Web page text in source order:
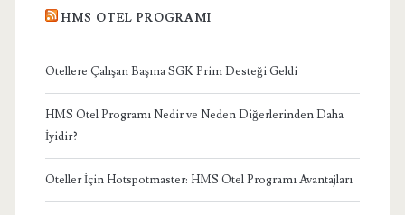
HMS OTEL PROGRAMI
Otellere Çalışan Başına SGK Prim Desteği Geldi
HMS Otel Programı Nedir ve Neden Diğerlerinden Daha
İyidir?
Oteller İçin Hotspotmaster: HMS Otel Programı Avantajları